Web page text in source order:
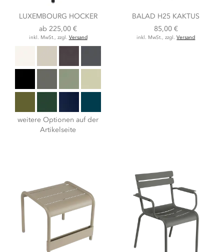
LUXEMBOURG HOCKER
ab225,00 €
inkl. MwSt., zzgl. Versand
weitere Optionen auf der
Artikelseite
BALAD H25 KAKTUS
85,00 €
inkl. MwSt., zzgl.Versand